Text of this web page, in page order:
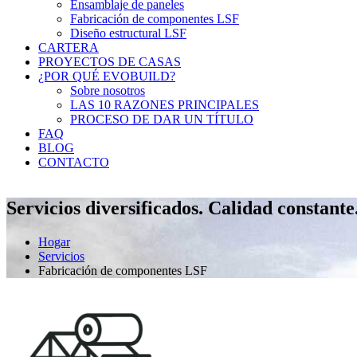
Ensamblaje de paneles
Fabricación de componentes LSF
Diseño estructural LSF
CARTERA
PROYECTOS DE CASAS
¿POR QUÉ EVOBUILD?
Sobre nosotros
LAS 10 RAZONES PRINCIPALES
PROCESO DE DAR UN TÍTULO
FAQ
BLOG
CONTACTO
Servicios diversificados. Calidad
Hogar
Servicios
Fabricación de componentes LSF